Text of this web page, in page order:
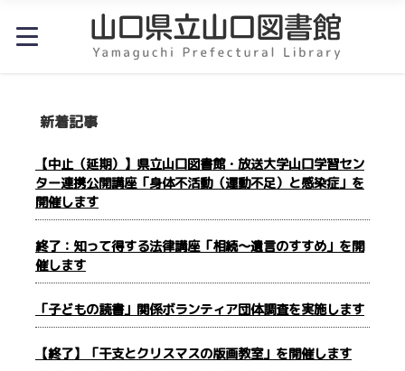
新着記事
【中止（延期）】県立山口図書館・放送大学山口学習セン
ター連携公開講座「身体不活動（運動不足）と感染症」を
開催します
終了：知って得する法律講座「相続〜遺言のすすめ」を開
催します
「子どもの読書」関係ボランティア団体調査を実施します
【終了】「干支とクリスマスの版画教室」を開催します